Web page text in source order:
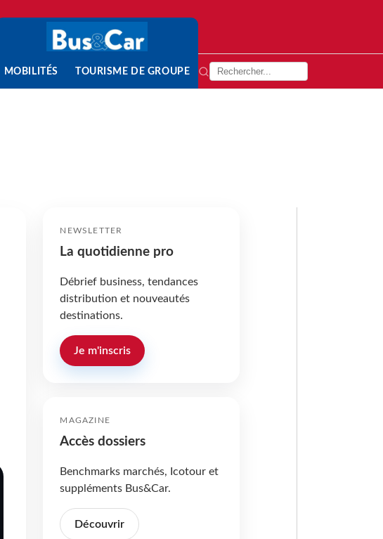
MOBILITÉS TOURISME DE GROUPE
NEWSLETTER
La quotidienne pro
Débrief business, tendances
distribution et nouveautés
destinations.
Je m'inscris
MAGAZINE
Accès dossiers
Benchmarks marchés, Icotour et
suppléments Bus&Car.
Découvrir